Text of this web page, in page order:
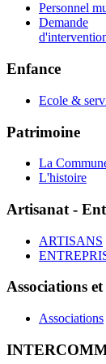
Personnel
Demande
Enfance
Ecole &
Patrimoine
La
L'histoire
Artisanat -
ARTISANS
Associations et
Associations